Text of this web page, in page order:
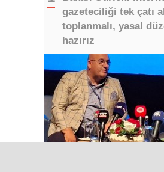
gazeteciliği tek çatı
toplanmalı, yasal
hazırız